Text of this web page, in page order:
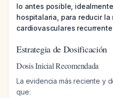
lo antes posible,
hospitalaria, para reducir
cardiovasculares
Estrategia de Dosificación
Dosis Inicial Recomendada
La evidencia más reciente y
que: